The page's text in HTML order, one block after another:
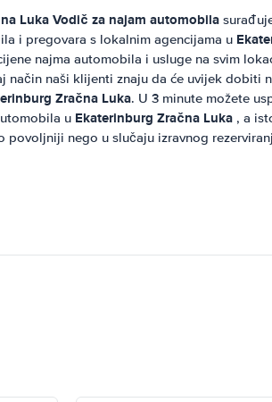
LukaVodič za najam automobila
i pregovara s lokalnim agencijama u
najma automobila i usluge na svim
način naši klijenti znaju da će uvijek dobiti
Zračna Luka. U 3 minute možete
u Ekaterinburg Zračna Luka , a
povoljniji nego u slučaju izravnog